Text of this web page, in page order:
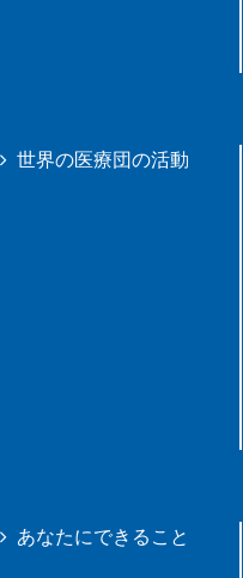
世界の医療団の活動
あなたにできること